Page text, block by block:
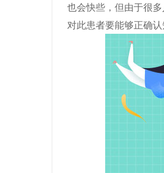
也会快些，但由于很
对此患者要能够正确